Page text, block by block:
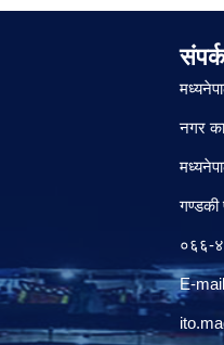
संपर्क
नगर
गण्डकी
०६६-
E-